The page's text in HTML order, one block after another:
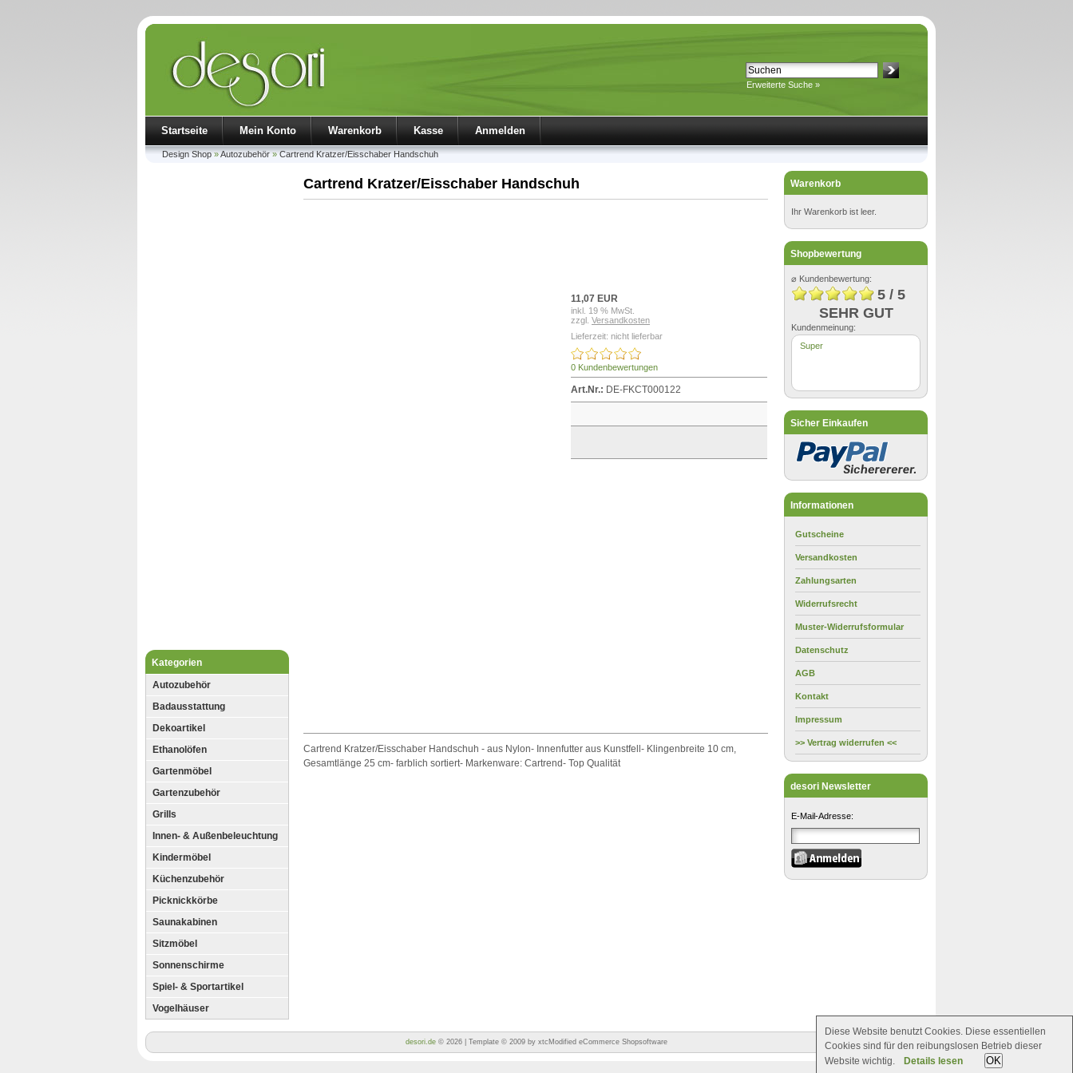
Erweiterte Suche »
Startseite Mein Konto Warenkorb Kasse Anmelden
Design Shop»Autozubehör»Cartrend Kratzer/Eisschaber Handschuh
Kategorien
Autozubehör
Badausstattung
Dekoartikel
Ethanolöfen
Gartenmöbel
Gartenzubehör
Grills
Innen- & Außenbeleuchtung
Kindermöbel
Küchenzubehör
Picknickkörbe
Saunakabinen
Sitzmöbel
Sonnenschirme
Spiel- & Sportartikel
Vogelhäuser
Cartrend Kratzer/Eisschaber Handschuh
11,07 EUR
inkl. 19 % MwSt.
zzgl. Versandkosten
Lieferzeit: nicht lieferbar
0 Kundenbewertungen
Art.Nr.: DE-FKCT000122
Cartrend Kratzer/Eisschaber Handschuh - aus Nylon- Innenfutter aus Kunstfell- Klingenbreite 10 cm,
Gesamtlänge 25 cm- farblich sortiert- Markenware: Cartrend- Top Qualität
Warenkorb
Ihr Warenkorb ist leer.
Shopbewertung
⌀ Kundenbewertung:
5 / 5
SEHR GUT
Kundenmeinung:
Super
Sicher Einkaufen
Informationen
Gutscheine
Versandkosten
Zahlungsarten
Widerrufsrecht
Muster-Widerrufsformular
Datenschutz
AGB
Kontakt
Impressum
>> Vertrag widerrufen <<
desori Newsletter
E-Mail-Adresse:
desori.de © 2026 | Template © 2009 by xtcModified eCommerce Shopsoftware
Diese Website benutzt Cookies. Diese essentiellen
Cookies sind für den reibungslosen Betrieb dieser
Website wichtig.
Details lesen OK